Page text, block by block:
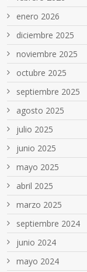
enero 2026
diciembre 2025
noviembre 2025
octubre 2025
septiembre 2025
agosto 2025
julio 2025
junio 2025
mayo 2025
abril 2025
marzo 2025
septiembre 2024
junio 2024
mayo 2024